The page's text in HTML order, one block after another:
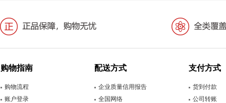
购物指南
购物流程
账户登录
配送方式
企业质量信用报告
全国网络
支付方式
货到付款
公司转账